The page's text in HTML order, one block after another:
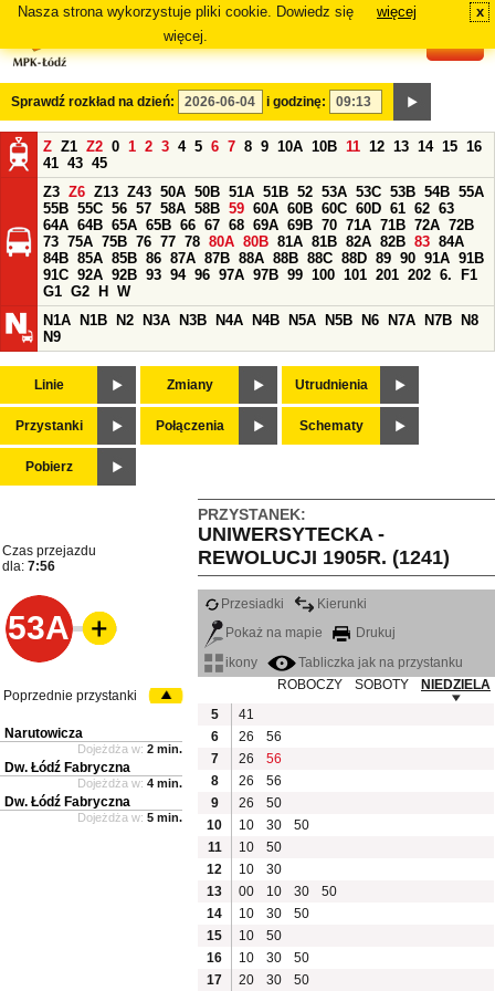
Nasza strona wykorzystuje pliki cookie. Dowiedz się
więcej.
więcej x
Sprawdź rozkład na dzień: i godzinę:
Z Z1 Z2 0 1 2 3 4 5 6 7 8 9 10A 10B 11 12 13 14 15 16
41 43 45
Z3 Z6 Z13 Z43 50A 50B 51A 51B 52 53A 53C 53B 54B 55A
55B 55C 56 57 58A 58B 59 60A 60B 60C 60D 61 62 63
64A 64B 65A 65B 66 67 68 69A 69B 70 71A 71B 72A 72B
73 75A 75B 76 77 78 80A 80B 81A 81B 82A 82B 83 84A
84B 85A 85B 86 87A 87B 88A 88B 88C 88D 89 90 91A 91B
91C 92A 92B 93 94 96 97A 97B 99 100 101 201 202 6.
F1
G1 G2 H
W
N1A
N1B N2 N3A N3B N4A N4B N5A N5B N6 N7A N7B
N8
N9
Linie Zmiany Utrudnienia
Przystanki Połączenia Schematy
Pobierz
PRZYSTANEK:
UNIWERSYTECKA -
REWOLUCJI 1905R. (1241)
Czas przejazdu
dla: 7:56
53A
Przesiadki
Kierunki
Pokaż na mapie
Drukuj
ikony
Tabliczka jak na przystanku
ROBOCZY
SOBOTY
NIEDZIELA
5
41
6
26
56
7
26
56
8
26
56
9
26
50
10
10 30
50
11
10
50
12
10
30
13
00 10 30
50
14
10 30
50
15
10
50
16
10 30
50
17
20 30 50
Poprzednie przystanki
Narutowicza
Dojeżdża w: 2 min.
Dw. Łódź Fabryczna
Dojeżdża w: 4 min.
Dw. Łódź Fabryczna
Dojeżdża w: 5 min.